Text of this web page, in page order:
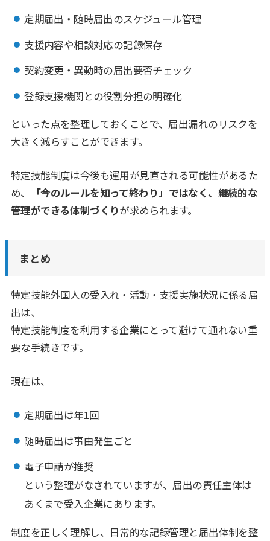
定期届出・随時届出のスケジュール管理
支援内容や相談対応の記録保存
契約変更・異動時の届出要否チェック
登録支援機関との役割分担の明確化
といった点を整理しておくことで、届出漏れのリスクを
大きく減らすことができます。
特定技能制度は今後も運用が見直される可能性があるた
め、
「今のルールを知って終わり」ではなく、継続的な
管理ができる体制づくりが求められます。
まとめ
特定技能外国人の受入れ・活動・支援実施状況に係る届
出は、
特定技能制度を利用する企業にとって避けて通れない重
要な手続きです。
現在は、
定期届出は年1回
随時届出は事由発生ごと
電子申請が推奨
という整理がなされていますが、届出の責任主体は
あくまで受入企業にあります。
制度を正しく理解し、日常的な記録管理と届出体制を整